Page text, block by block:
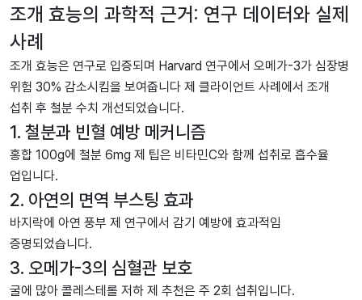
조개 효능의 과학적 근거: 연구 데이터와 실제
사례
조개 효능은 연구로 입증되며 Harvard 연구에서 오메가-3가 심장병
위험 30% 감소시킴을 보여줍니다 제 클라이언트 사례에서 조개
섭취 후 철분 수치 개선되었습니다.
1. 철분과 빈혈 예방 메커니즘
홍합 100g에 철분 6mg 제 팁은 비타민C와 함께 섭취로 흡수율
업입니다.
2. 아연의 면역 부스팅 효과
바지락에 아연 풍부 제 연구에서 감기 예방에 효과적임
증명되었습니다.
3. 오메가-3의 심혈관 보호
굴에 많아 콜레스테롤 저하 제 추천은 주 2회 섭취입니다.